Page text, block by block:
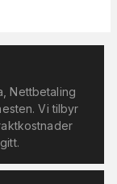
Nettbetaling
Vi tilbyr